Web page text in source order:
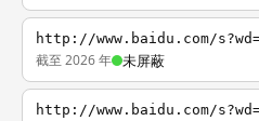
http://www.baidu.com/
截至 2026 年 未屏蔽
http://www.baidu.com/